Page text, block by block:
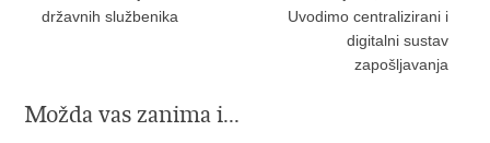
državnih službenika
Uvodimo centralizirani i
digitalni sustav
zapošljavanja
Možda vas zanima i...